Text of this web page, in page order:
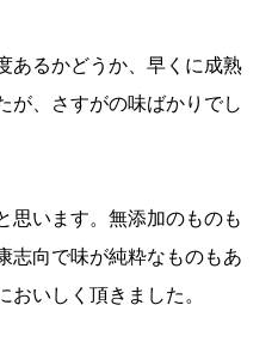
あるかどうか、早くに成熟
が、さすがの味ばかりでし
思います。無添加のものも
志向で味が純粋なものもあ
おいしく頂きました。